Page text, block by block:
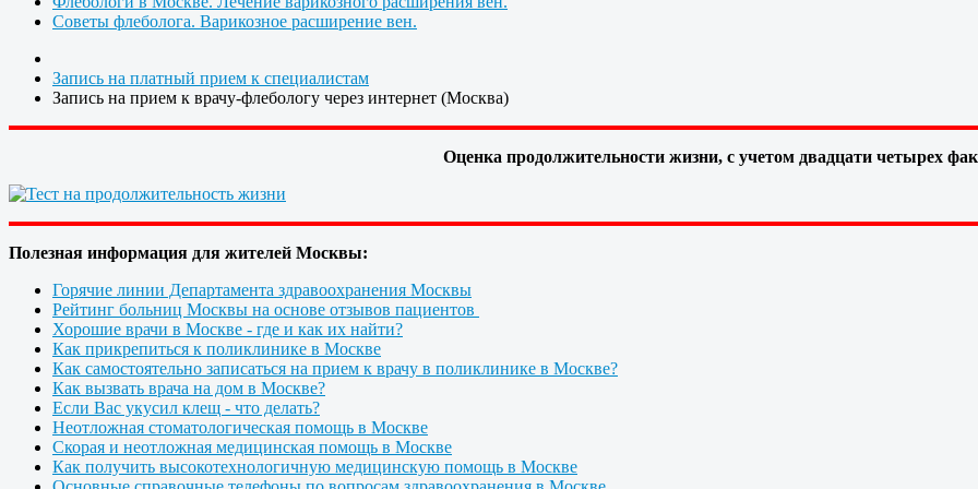
Советы флеболога. Варикозное расширение вен.
Запись на платный прием к специалистам
Запись на прием к врачу-флебологу через интернет (Москва)
Оценка продолжительности жизни, с учетом двадцати четырех
Полезная информация для жителей Москвы:
Горячие линии Департамента здравоохранения Москвы
Рейтинг больниц Москвы на основе отзывов пациентов
Хорошие врачи в Москве - где и как их найти?
Как прикрепиться к поликлинике в Москве
Как самостоятельно записаться на прием к врачу в поликлинике в Москве?
Как вызвать врача на дом в Москве?
Если Вас укусил клещ - что делать?
Неотложная стоматологическая помощь в Москве
Скорая и неотложная медицинская помощь в Москве
Как получить высокотехнологичную медицинскую помощь в Москве